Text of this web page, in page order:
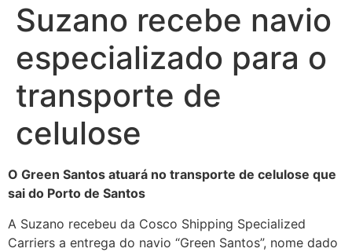
Suzano recebe navio
especializado para o
transporte de
celulose
O Green Santos atuará no transporte de celulose que
sai do Porto de Santos
A Suzano recebeu da Cosco Shipping Specialized
Carriers a entrega do navio “Green Santos”, nome dado